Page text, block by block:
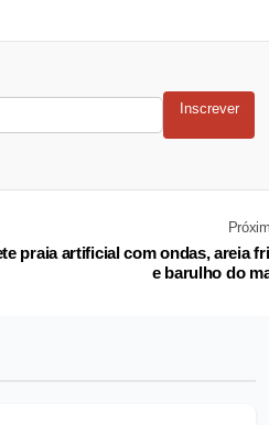
Inscrever
praia artificial com ondas, areia
e barulho do